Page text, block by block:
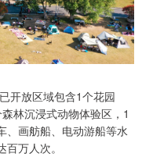
开放区域包含1个花园
林沉浸式动物体验区，1
、画舫船、电动游船等水
万人次。